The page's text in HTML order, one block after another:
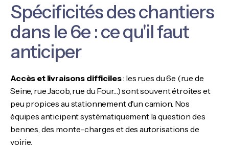
Spécificités des chantiers
dans le 6e : ce qu'il faut
anticiper
Accès et livraisons difficiles: les rues du 6e (rue de
Seine, rue Jacob, rue du Four…) sont souvent étroites et
peu propices au stationnement d'un camion. Nos
équipes anticipent systématiquement la question des
bennes, des monte-charges et des autorisations de
voirie.